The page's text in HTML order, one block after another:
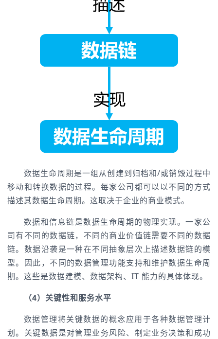
数据生命周期是一组从创建到归档和/或销毁过程中
移动和转换数据的过程。每家公司都可以以不同的方式
描述其数据生命周期。这取决于企业的商业模式。
数据和信息链是数据生命周期的物理实现。一家公
司有不同的数据链，不同的商业价值链需要不同的数据
链。 数据沿袭是一种在不同抽象层次上描述数据链的模
型。因此，不同的数据管理功能支持和维护数据生命周
期。这些是数据建模、数据架构、IT 能力的具体体现。
（4）关键性和服务水平
数据管理将关键数据的概念应用于各种数据管理计
划。关键数据是对管理业务风险、制定业务决策和成功